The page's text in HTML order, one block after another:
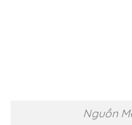
Nguồn